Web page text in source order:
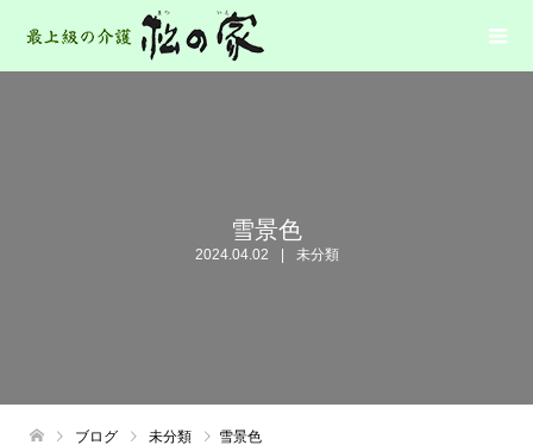
雪景色
2024.04.02 未分類
ブログ 未分類 雪景色